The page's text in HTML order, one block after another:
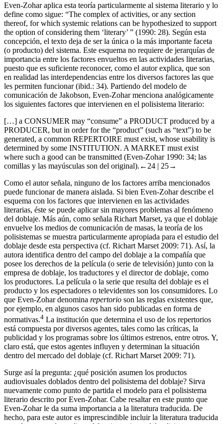
Even-Zohar aplica esta teoría particularmente al sistema literario y lo
define como sigue: “The complex of activities, or any section
thereof, for which systemic relations can be hypothesized to support
the option of considering them ‘literary’ ” (1990: 28). Según esta
concepción, el texto deja de ser la única o la más importante faceta
(o producto) del sistema. Este esquema no requiere de jerarquías de
importancia entre los factores envueltos en las actividades literarias,
puesto que es suficiente reconocer, como el autor explica, que son
en realidad las interdependencias entre los diversos factores las que
les permiten funcionar (ibid.: 34). Partiendo del modelo de
comunicación de Jakobson, Even-Zohar menciona analógicamente
los siguientes factores que intervienen en el polisistema literario:
[…] a CONSUMER may “consume” a PRODUCT produced by a
PRODUCER, but in order for the “product” (such as “text”) to be
generated, a common REPERTOIRE must exist, whose usability is
determined by some INSTITUTION. A MARKET must exist
where such a good can be transmitted (Even-Zohar 1990: 34; las
comillas y las mayúsculas son del original). ←24 | 25→
Como el autor señala, ninguno de los factores arriba mencionados
puede funcionar de manera aislada. Si bien Even-Zohar describe el
esquema con los factores que intervienen en las actividades
literarias, éste se puede aplicar sin mayores problemas al fenómeno
del doblaje. Más aún, como señala Richart Marset, ya que el doblaje
envuelve los medios de comunicación de masas, la teoría de los
polisistemas se muestra particularmente apropiada para el estudio del
doblaje desde esta perspectiva (cf. Richart Marset 2009: 71). Así, la
autora identifica dentro del campo del doblaje a la compañía que
posee los derechos de la película (o serie de televisión) junto con la
empresa de doblaje, los traductores y el director de doblaje, como
los productores. La película o la serie que resulta del doblaje es el
producto y los espectadores o televidentes son los consumidores. Lo
que Even-Zohar denomina repertorio son las reglas existentes que,
por ejemplo, en algunos casos han sido publicadas en forma de
normativas.4 La institución que determina el uso de los repertorios
está compuesta por diversos agentes, tales como las críticas, la
publicidad y los programas sobre los últimos estrenos, entre otros. Y,
claro está, que estos agentes influyen y determinan la situación
dentro del mercado del doblaje (cf. Richart Marset 2009: 71).
Surge así la pregunta: ¿qué posición asumen los productos
audiovisuales doblados dentro del polisistema del doblaje? Sirva
nuevamente como punto de partida el modelo para el polisistema
literario descrito por Even-Zohar. Cabe resaltar en este punto que
Even-Zohar le da suma importancia a la literatura traducida. De
hecho, para este autor es imprescindible incluir la literatura traducida